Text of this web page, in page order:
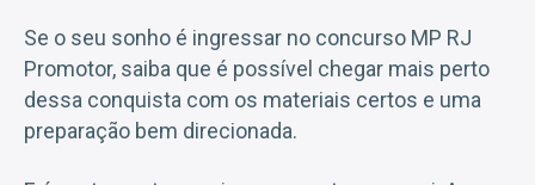
Se o seu sonho é ingressar no concurso MP RJ
Promotor, saiba que é possível chegar mais perto
dessa conquista com os materiais certos e uma
preparação bem direcionada.